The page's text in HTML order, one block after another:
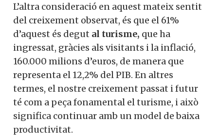
L’altra consideració en aquest mateix sentit
del creixement observat, és que el 61%
d’aquest és degut al turisme, que ha
ingressat, gràcies als visitants i la inflació,
160.000 milions d’euros, de manera que
representa el 12,2% del PIB. En altres
termes, el nostre creixement passat i futur
té com a peça fonamental el turisme, i això
significa continuar amb un model de baixa
productivitat.